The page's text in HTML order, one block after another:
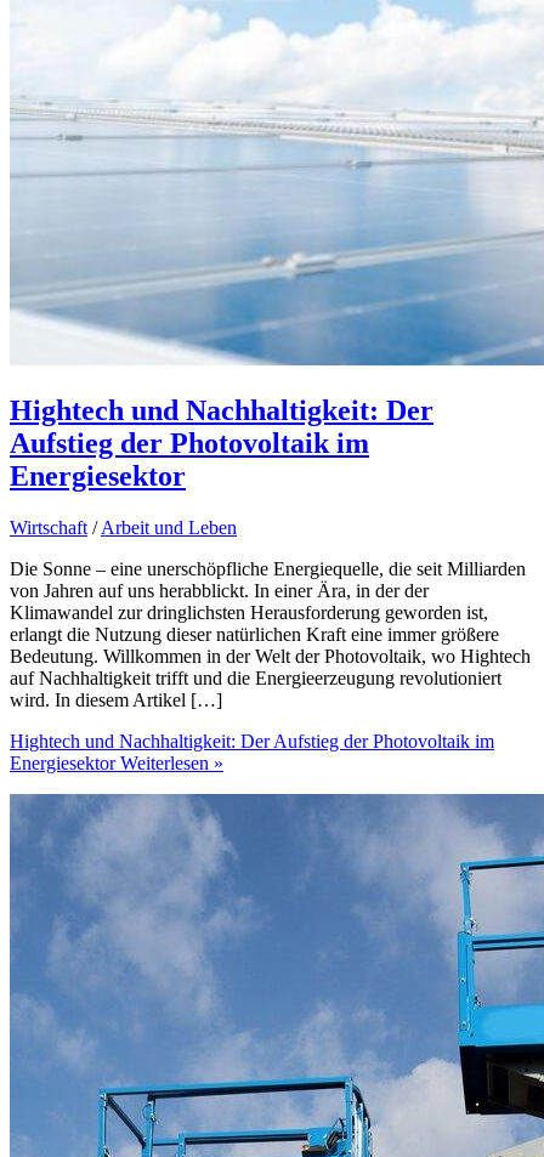
Hightech und Nachhaltigkeit: Der
Aufstieg der Photovoltaik im
Energiesektor
Wirtschaft /Arbeit und Leben
Die Sonne – eine unerschöpfliche Energiequelle, die seit Milliarden
von Jahren auf uns herabblickt. In einer Ära, in der der
Klimawandel zur dringlichsten Herausforderung geworden ist,
erlangt die Nutzung dieser natürlichen Kraft eine immer größere
Bedeutung. Willkommen in der Welt der Photovoltaik, wo Hightech
auf Nachhaltigkeit trifft und die Energieerzeugung revolutioniert
wird. In diesem Artikel […]
Hightech und Nachhaltigkeit: Der Aufstieg der Photovoltaik im
EnergiesektorWeiterlesen »